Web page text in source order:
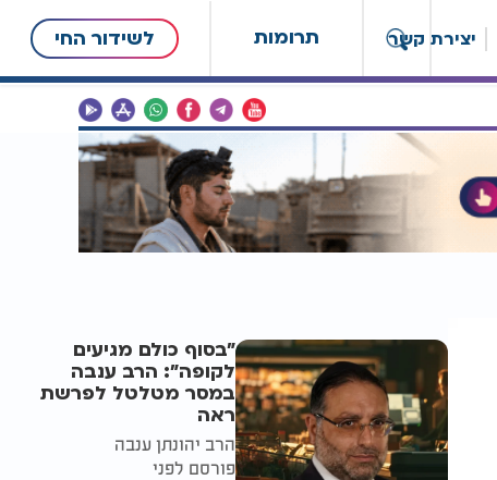
תרומות לשידור החי יצירת קשר
"בסוף כולם מגיעים
לקופה": הרב ענבה
במסר מטלטל לפרשת
ראה
הרב יהונתן ענבה
פורסם לפני